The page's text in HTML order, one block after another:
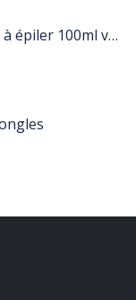
Cartouche de cire tiède à épiler 100ml vert